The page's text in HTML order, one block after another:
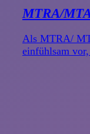
MTRA/
Als MTRA/
einfühlsam